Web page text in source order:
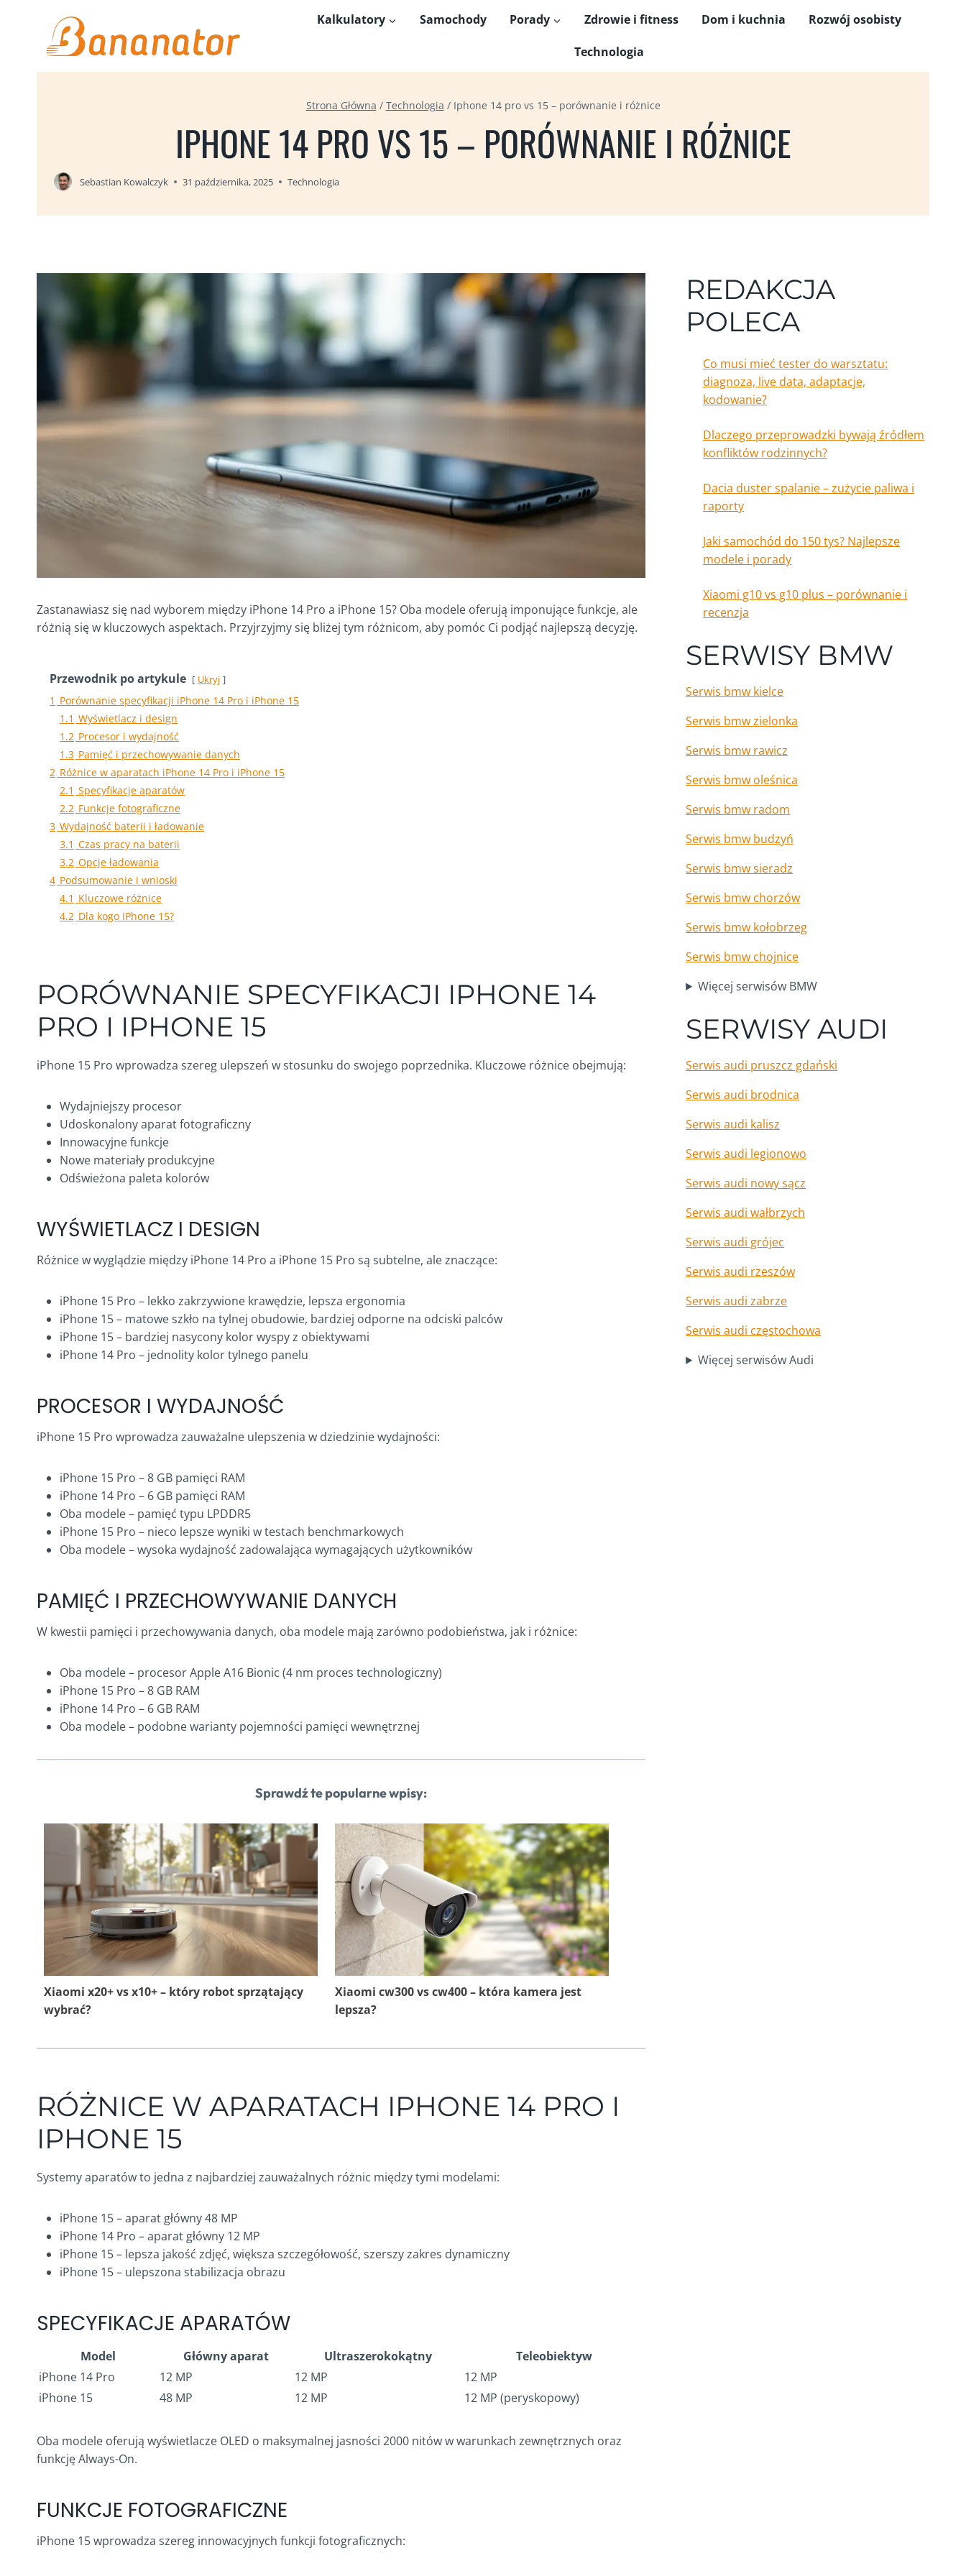
Kalkulatory Samochody Porady Zdrowie i fitness Dom i kuchnia Rozwój osobisty
Technologia
Strona Główna / Technologia / Iphone 14 pro vs 15 – porównanie i różnice
IPHONE 14 PRO VS 15 – PORÓWNANIE I RÓŻNICE
Sebastian Kowalczyk 31 października, 2025 Technologia
Zastanawiasz się nad wyborem między iPhone 14 Pro a iPhone 15? Oba modele oferują imponujące funkcje, ale
różnią się w kluczowych aspektach. Przyjrzyjmy się bliżej tym różnicom, aby pomóc Ci podjąć najlepszą decyzję.
Przewodnik po artykule Ukryj
1 Porównanie specyfikacji iPhone 14 Pro i iPhone 15
1.1 Wyświetlacz i design
1.2 Procesor i wydajność
1.3 Pamięć i przechowywanie danych
2 Różnice w aparatach iPhone 14 Pro i iPhone 15
2.1 Specyfikacje aparatów
2.2 Funkcje fotograficzne
3 Wydajność baterii i ładowanie
3.1 Czas pracy na baterii
3.2 Opcje ładowania
4 Podsumowanie i wnioski
4.1 Kluczowe różnice
4.2 Dla kogo iPhone 15?
PORÓWNANIE SPECYFIKACJI IPHONE 14
PRO I IPHONE 15
iPhone 15 Pro wprowadza szereg ulepszeń w stosunku do swojego poprzednika. Kluczowe różnice obejmują:
Wydajniejszy procesor
Udoskonalony aparat fotograficzny
Innowacyjne funkcje
Nowe materiały produkcyjne
Odświeżona paleta kolorów
WYŚWIETLACZ I DESIGN
Różnice w wyglądzie między iPhone 14 Pro a iPhone 15 Pro są subtelne, ale znaczące:
iPhone 15 Pro – lekko zakrzywione krawędzie, lepsza ergonomia
iPhone 15 – matowe szkło na tylnej obudowie, bardziej odporne na odciski palców
iPhone 15 – bardziej nasycony kolor wyspy z obiektywami
iPhone 14 Pro – jednolity kolor tylnego panelu
PROCESOR I WYDAJNOŚĆ
iPhone 15 Pro wprowadza zauważalne ulepszenia w dziedzinie wydajności:
iPhone 15 Pro – 8 GB pamięci RAM
iPhone 14 Pro – 6 GB pamięci RAM
Oba modele – pamięć typu LPDDR5
iPhone 15 Pro – nieco lepsze wyniki w testach benchmarkowych
Oba modele – wysoka wydajność zadowalająca wymagających użytkowników
PAMIĘĆ I PRZECHOWYWANIE DANYCH
W kwestii pamięci i przechowywania danych, oba modele mają zarówno podobieństwa, jak i różnice:
Oba modele – procesor Apple A16 Bionic (4 nm proces technologiczny)
iPhone 15 Pro – 8 GB RAM
iPhone 14 Pro – 6 GB RAM
Oba modele – podobne warianty pojemności pamięci wewnętrznej
Sprawdź te popularne wpisy:
Xiaomi x20+ vs x10+ – który robot sprzątający
wybrać?
Xiaomi cw300 vs cw400 – która kamera jest
lepsza?
RÓŻNICE W APARATACH IPHONE 14 PRO I
IPHONE 15
Systemy aparatów to jedna z najbardziej zauważalnych różnic między tymi modelami:
iPhone 15 – aparat główny 48 MP
iPhone 14 Pro – aparat główny 12 MP
iPhone 15 – lepsza jakość zdjęć, większa szczegółowość, szerszy zakres dynamiczny
iPhone 15 – ulepszona stabilizacja obrazu
SPECYFIKACJE APARATÓW
Model Główny aparat Ultraszerokokątny
Teleobiektyw
iPhone 14 Pro
12 MP 12 MP
12 MP
iPhone 15
48 MP 12 MP 12 MP (peryskopowy)
Oba modele oferują wyświetlacze OLED o maksymalnej jasności 2000 nitów w warunkach zewnętrznych oraz
funkcję Always-On.
FUNKCJE FOTOGRAFICZNE
iPhone 15 wprowadza szereg innowacyjnych funkcji fotograficznych:
REDAKCJA
POLECA
Co musi mieć tester do warsztatu:
diagnoza, live data, adaptacje,
kodowanie?
Dlaczego przeprowadzki bywają źródłem
konfliktów rodzinnych?
Dacia duster spalanie – zużycie paliwa i
raporty
Jaki samochód do 150 tys? Najlepsze
modele i porady
Xiaomi g10 vs g10 plus – porównanie i
recenzja
SERWISY BMW
Serwis bmw kielce
Serwis bmw zielonka
Serwis bmw rawicz
Serwis bmw oleśnica
Serwis bmw radom
Serwis bmw budzyń
Serwis bmw sieradz
Serwis bmw chorzów
Serwis bmw kołobrzeg
Serwis bmw chojnice
Więcej serwisów BMW
SERWISY AUDI
Serwis audi pruszcz gdański
Serwis audi brodnica
Serwis audi kalisz
Serwis audi legionowo
Serwis audi nowy sącz
Serwis audi wałbrzych
Serwis audi grójec
Serwis audi rzeszów
Serwis audi zabrze
Serwis audi częstochowa
Więcej serwisów Audi